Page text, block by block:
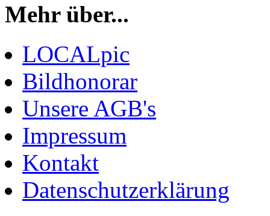
Mehr über...
LOCALpic
Bildhonorar
Unsere AGB's
Impressum
Kontakt
Datenschutzerklärung